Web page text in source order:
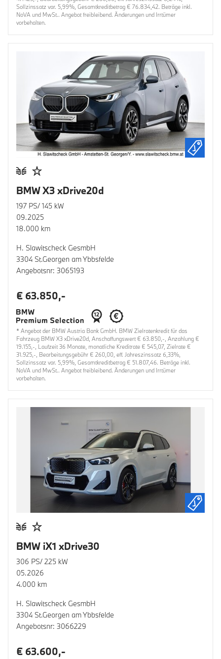
Sollzinssatz var. 5,99%, Gesamtkreditbetrag € 76.834,42. Beträge inkl.
NoVA und MwSt.. Angebot freibleibend. Änderungen und Irrtümer
vorbehalten.
BMW X3 xDrive20d
197 PS/ 145 kW
09.2025
18.000 km
H. Slawitscheck GesmbH
3304 St.Georgen am Ybbsfelde
Angebotsnr: 3065193
€ 63.850,-
* Angebot der BMW Austria Bank GmbH. BMW Zielratenkredit für das
Fahrzeug BMW X3 xDrive20d, Anschaffungswert € 63.850,-, Anzahlung €
19.155,-, Laufzeit 36 Monate, monatliche Kreditrate € 545,07, Zielrate €
31.925,-, Bearbeitungsgebühr € 260,00, eff. Jahreszinssatz 6,33%,
Sollzinssatz var. 5,99%, Gesamtkreditbetrag € 51.807,46. Beträge inkl.
NoVA und MwSt.. Angebot freibleibend. Änderungen und Irrtümer
vorbehalten.
BMW iX1 xDrive30
306 PS/ 225 kW
05.2026
4.000 km
H. Slawitscheck GesmbH
3304 St.Georgen am Ybbsfelde
Angebotsnr: 3066229
€ 63.600,-